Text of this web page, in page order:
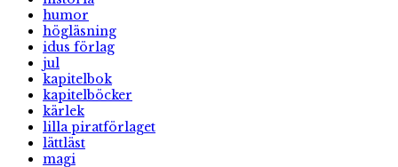
humor
högläsning
idus förlag
jul
kapitelbok
kapitelböcker
kärlek
lilla piratförlaget
lättläst
magi